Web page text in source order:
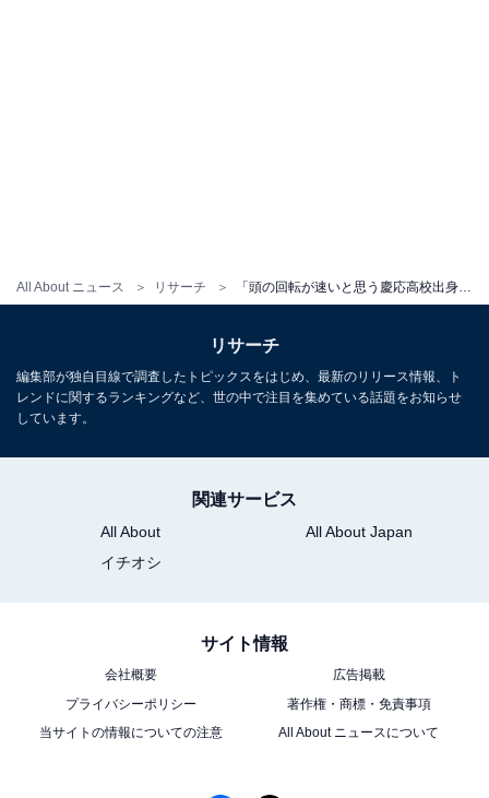
All About ニュース リサーチ 「頭の回転が速いと思う慶応高校出身のアナウンサー」ランキング！ 2位はNHK「青井実」アナ、1位は？
リサーチ
編集部が独自目線で調査したトピックスをはじめ、最新のリリース情報、ト
レンドに関するランキングなど、世の中で注目を集めている話題をお知らせ
しています。
関連サービス
All About
All About Japan
イチオシ
サイト情報
会社概要
広告掲載
プライバシーポリシー
著作権・商標・免責事項
当サイトの情報についての注意
All About ニュースについて